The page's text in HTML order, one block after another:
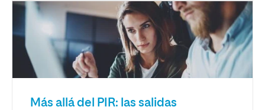
Más allá del PIR: las salidas